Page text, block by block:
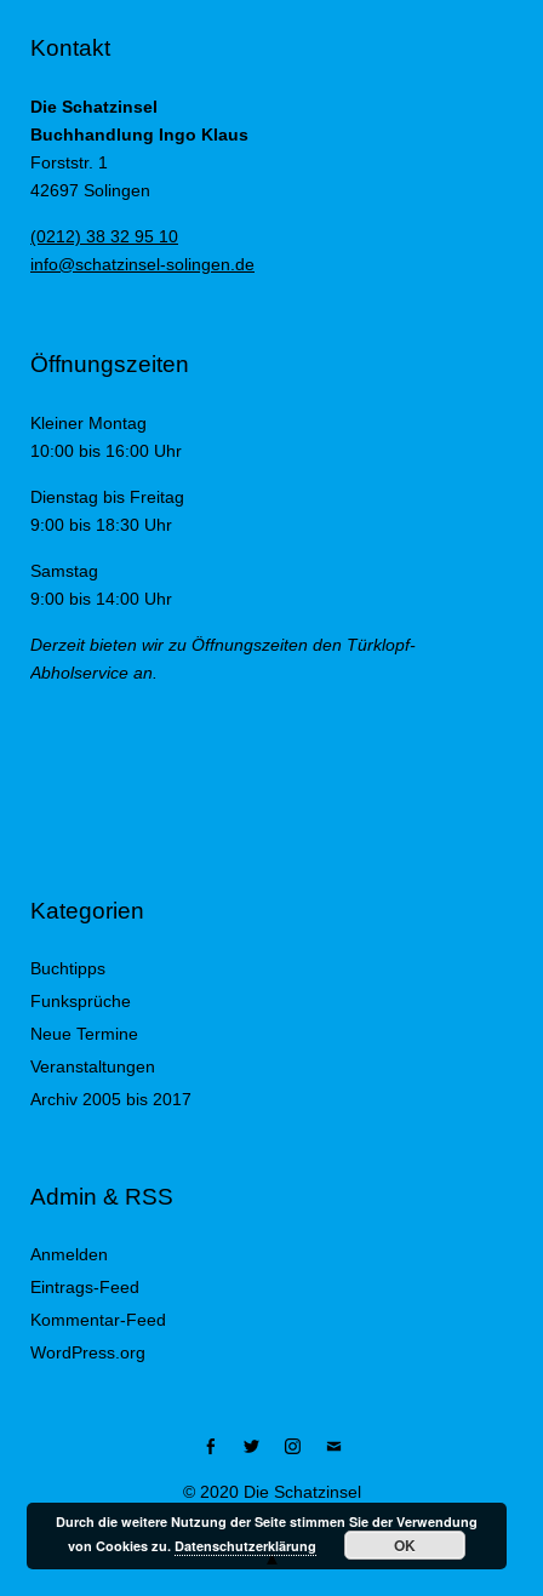
Kontakt
Die Schatzinsel
Buchhandlung Ingo Klaus
Forststr. 1
42697 Solingen
(0212) 38 32 95 10
info@schatzinsel-solingen.de
Öffnungszeiten
Kleiner Montag
10:00 bis 16:00 Uhr
Dienstag bis Freitag
9:00 bis 18:30 Uhr
Samstag
9:00 bis 14:00 Uhr
Derzeit bieten wir zu Öffnungszeiten den Türklopf-
Abholservice an.
Kategorien
Buchtipps
Funksprüche
Neue Termine
Veranstaltungen
Archiv 2005 bis 2017
Admin & RSS
Anmelden
Eintrags-Feed
Kommentar-Feed
WordPress.org
Facebook
TwitterInstagram
Mail
© 2020 Die Schatzinsel
Durch die weitere Nutzung der Seite stimmen Sie der Verwendung
von Cookies zu.Datenschutzerklärung OK